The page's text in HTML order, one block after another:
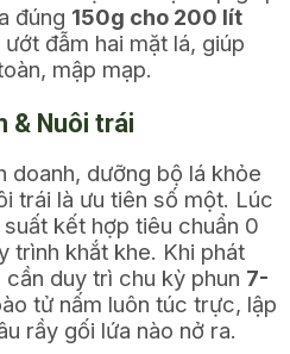
đúng 150g cho 200 lít
đẫm hai mặt lá, giúp
mập mạp.
& Nuôi trái
doanh, dưỡng bộ lá khỏe
trái là ưu tiên số một. Lúc
kết hợp tiêu chuẩn 0
trình khắt khe. Khi phát
duy trì chu kỳ phun 7-
tử nấm luôn túc trực, lập
rầy gối lứa nào nở ra.